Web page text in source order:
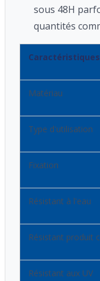
sous 48H
quantités
Caractéristiques
Matériau
Type d'utilisation
Fixation
Résistant à l'eau
Résistant produit
Résistant aux UV